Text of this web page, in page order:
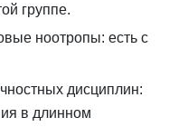
группе.
ноотропы: есть с
дисциплин:
в длинном